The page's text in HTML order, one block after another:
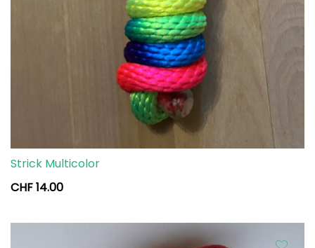
Strick Multicolor
CHF14.00